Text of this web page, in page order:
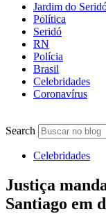
Jardim do
Política
Seridó
RN
Polícia
Brasil
Celebridades
Coronavírus
Search
Celebridades
Justiça
Santiago em